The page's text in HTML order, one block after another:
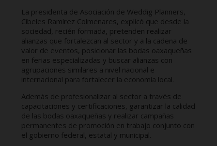
La presidenta de Asociación de Weddig Planners,
Cibeles Ramírez Colmenares, explicó que desde la
sociedad, recién formada, pretenden realizar
alianzas que fortalezcan al sector y a la cadena de
valor de eventos, posicionar las bodas oaxaqueñas
en ferias especializadas y buscar alianzas con
agrupaciones similares a nivel nacional e
internacional para fortalecer la economía local.
Además de profesionalizar al sector a través de
capacitaciones y certificaciones, garantizar la calidad
de las bodas oaxaqueñas y realizar campañas
permanentes de promoción en trabajo conjunto con
el gobierno federal, estatal y municipal.